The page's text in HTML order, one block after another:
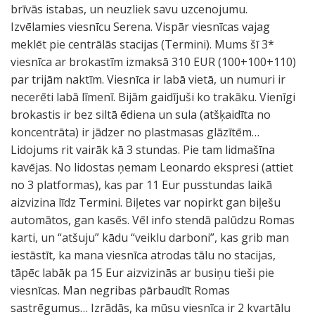
brīvās istabas, un neuzliek savu uzcenojumu.
Izvēlamies viesnīcu Serena. Vispār viesnīcas vajag
meklēt pie centrālās stacijas (Termini). Mums šī 3*
viesnīca ar brokastīm izmaksā 310 EUR (100+100+110)
par trijām naktīm. Viesnīca ir labā vietā, un numuri ir
necerēti labā līmenī. Bijām gaidījuši ko trakāku. Vienīgi
brokastis ir bez siltā ēdiena un sula (atšķaidīta no
koncentrāta) ir jādzer no plastmasas glāzītēm…
Lidojums rit vairāk kā 3 stundas. Pie tam lidmašīna
kavējas. No lidostas ņemam Leonardo ekspresi (attiet
no 3 platformas), kas par 11 Eur pusstundas laikā
aizvizina līdz Termini. Biļetes var nopirkt gan biļešu
automātos, gan kasēs. Vēl info stendā palūdzu Romas
karti, un “atšuju” kādu “veiklu darboni”, kas grib man
iestāstīt, ka mana viesnīca atrodas tālu no stacijas,
tāpēc labāk pa 15 Eur aizvizinās ar busiņu tieši pie
viesnīcas. Man negribas pārbaudīt Romas
sastrēgumus… Izrādās, ka mūsu viesnīca ir 2 kvartālu